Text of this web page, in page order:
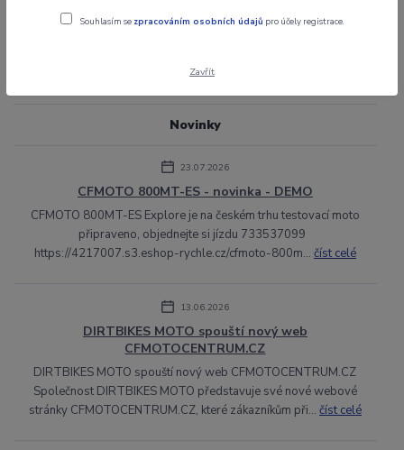
V této kategorii nebylo nalezeno žádné zboží.
Novinky
23.07.2026
CFMOTO 800MT-ES - novinka - DEMO
CFMOTO 800MT-ES Explore je na českém trhu testovací moto
připraveno, objednejte si jízdu 733537099
https://4217007.s3.eshop-rychle.cz/cfmoto-800m... číst celé
13.06.2026
DIRTBIKES MOTO spouští nový web
CFMOTOCENTRUM.CZ
DIRTBIKES MOTO spouští nový web CFMOTOCENTRUM.CZ
Společnost DIRTBIKES MOTO představuje své nové webové
stránky CFMOTOCENTRUM.CZ, které zákazníkům při... číst celé
Souhlasím se zpracováním osobních údajů pro účely registrace.
Zavřít